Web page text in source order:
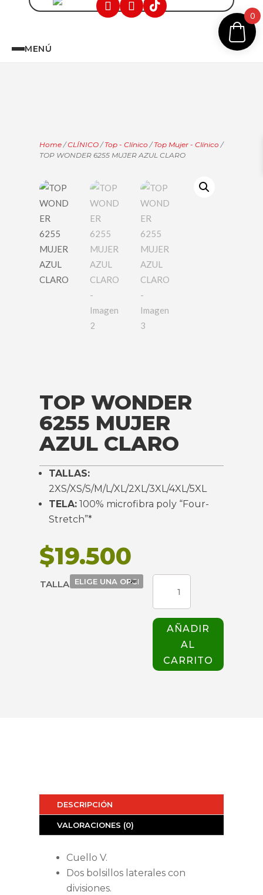
MENÚ
Home/CLÍNICO/Top - Clínico /Top Mujer - Clínico /
TOP WONDER 6255 MUJER AZUL CLARO
TOP WONDER
6255 MUJER
AZUL CLARO
TALLAS:
2XS/XS/S/M/L/XL/2XL/3XL/4XL/5XL
TELA: 100% microfibra poly “Four-
Stretch”*
$19.500
TALLA
WONDER
6255
MUJER
cantidad
AÑADIR
AL
CARRITO
DESCRIPCIÓN
VALORACIONES (0)
Cuello V.
Dos bolsillos laterales con
divisiones.
0